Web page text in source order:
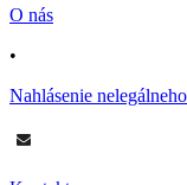
O nás
•
Nahlásenie